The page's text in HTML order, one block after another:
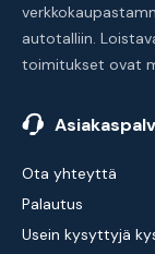
autotalliin.
toimitukset ovat
Ota yhteyttä
Palautus
Usein kysyttyjä